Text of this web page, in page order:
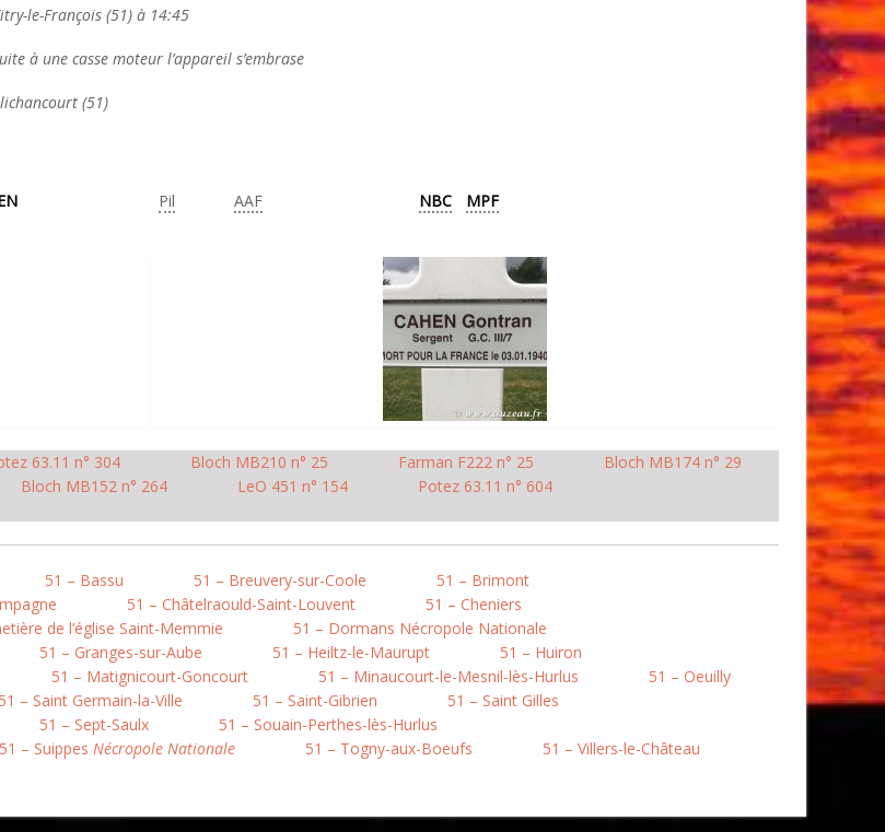
le-François (51) à 14:45
à une casse moteur l’appareil s’embrase
(51)
Pil AAF NBC MPF
63.11 n° 304 Bloch MB210 n° 25 Farman F222 n° 25
Bloch MB174 n° 29
Bloch MB152 n° 264 LeO 451 n° 154 Potez 63.11 n° 604
51 – Bassu 51 – Breuvery-sur-Coole
51 – Brimont
51 – Châtelraould-Saint-Louvent
51 – Cheniers
de l’église Saint-Memmie
51 – Dormans Nécropole Nationale
51 – Granges-sur-Aube 51 – Heiltz-le-Maurupt
51 – Huiron
51 – Matignicourt-Goncourt 51 – Minaucourt-le-Mesnil-lès-Hurlus
51 – Oeuilly
51 – Saint Germain-la-Ville 51 – Saint-Gibrien
51 – Saint Gilles
51 – Sept-Saulx
51 – Souain-Perthes-lès-Hurlus
51 – Suippes Nécropole Nationale 51 – Togny-aux-Boeufs 51 – Villers-le-Château